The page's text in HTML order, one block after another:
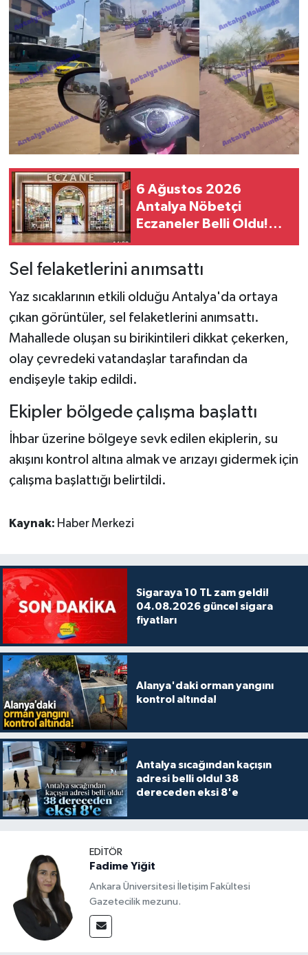
6 Ağustos 2026
Antalya Nöbetçi
Eczaneler Belli Oldu!
Sel felaketlerini anımsattı
Yaz sıcaklarının etkili olduğu Antalya'da ortaya
çıkan görüntüler, sel felaketlerini anımsattı.
Mahallede oluşan su birikintileri dikkat çekerken,
olay çevredeki vatandaşlar tarafından da
endişeyle takip edildi.
Ekipler bölgede çalışma başlattı
İhbar üzerine bölgeye sevk edilen ekiplerin, su
akışını kontrol altına almak ve arızayı gidermek için
çalışma başlattığı belirtildi.
Kaynak: Haber Merkezi
Sigaraya 10 TL zam geldi!
04.08.2026 güncel sigara
fiyatları
Alanya'daki orman yangını
kontrol altında!
Antalya sıcağından kaçışın
adresi belli oldu! 38
dereceden eksi 8'e
EDITÖR
Fadime Yiğit
Ankara Üniversitesi İletişim Fakültesi
Gazetecilik mezunu.